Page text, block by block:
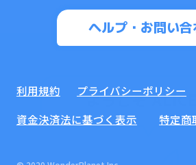
ヘルプ・お問い合
利用規約 プライバシーポリシー
資金決済法に基づく表示
特定商